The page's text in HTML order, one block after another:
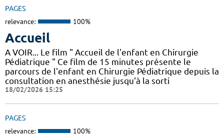
PAGES
relevance: 100%
Accueil
A VOIR... Le film " Accueil de l'enfant en Chirurgie
Pédiatrique " Ce film de 15 minutes présente le
parcours de l'enfant en Chirurgie Pédiatrique depuis la
consultation en anesthésie jusqu'à la sorti
18/02/2026 15:25
PAGES
relevance: 100%